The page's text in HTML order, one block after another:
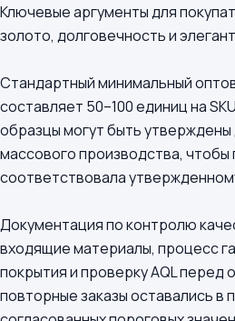
Ключевые аргументы для
золото, долговечность и
Стандартный минимальный
составляет 50–100 единиц на
образцы могут быть утверждены
массового производства, чтобы
соответствовала
Документация по контролю
входящие материалы, процесс
покрытия и проверку AQL перед
повторные заказы оставались в